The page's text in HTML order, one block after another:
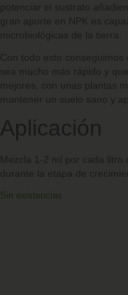
potenciar el sustrato
gran aporte en NPK es
microbiológicas de la tierra.
Con todo esto conseguimos
sea mucho más rápido y
mejores, con unas plantas
mantener un suelo sano y
Aplicación
Mezcla 1-2 ml por cada litro
durante la etapa de
Sin existencias